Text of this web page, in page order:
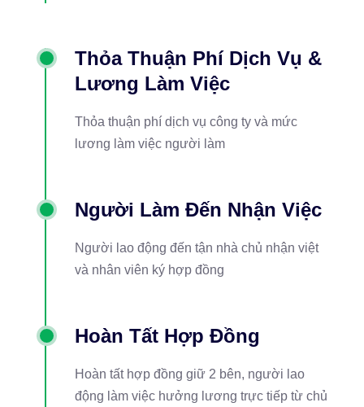
Thỏa Thuận Phí Dịch Vụ &
Lương Làm Việc
Thỏa thuận phí dịch vụ công ty và mức
lương làm việc người làm
Người Làm Đến Nhận Việc
Người lao động đến tận nhà chủ nhận việt
và nhân viên ký hợp đồng
Hoàn Tất Hợp Đồng
Hoàn tất hợp đồng giữ 2 bên, người lao
động làm việc hưởng lương trực tiếp từ chủ